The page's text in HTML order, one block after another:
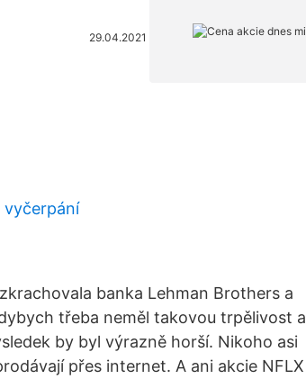
29.04.2021
vyčerpání
banka Lehman Brothers a
třeba neměl takovou trpělivost a
by byl výrazně horší. Nikoho asi
přes internet. A ani akcie NFLX